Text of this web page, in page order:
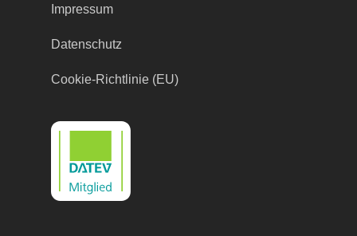
Impressum
Datenschutz
Cookie-Richtlinie (EU)